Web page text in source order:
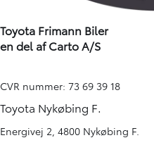
Toyota Frimann Biler
en del af Carto A/S
CVR nummer: 73 69 39 18
Toyota Nykøbing F.
Energivej 2, 4800 Nykøbing F.